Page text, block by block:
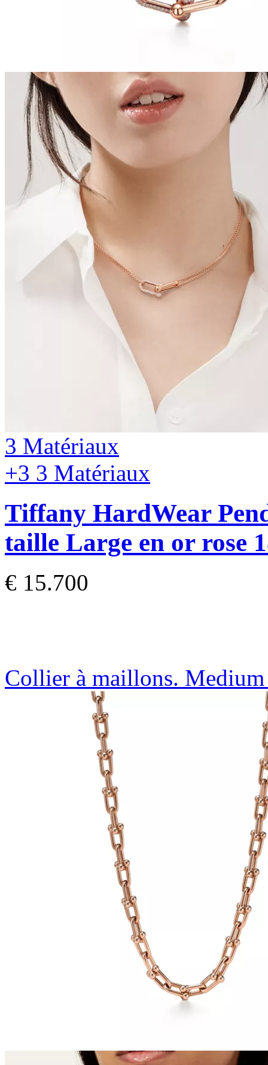
3 Matériaux
+3 3 Matériaux
Tiffany HardWear
taille Large en or rose
€ 15.700
Collier à maillons. Medium